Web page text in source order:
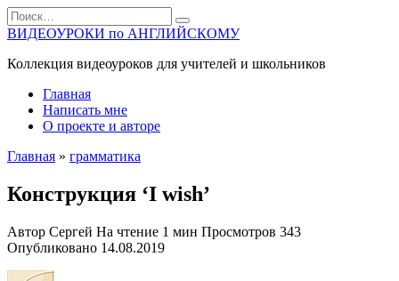
Перейти
к
содержанию
Search
for:
ВИДЕОУРОКИ по АНГЛИЙСКОМУ
Коллекция видеоуроков для учителей и школьников
Главная
Написать мне
О проекте и авторе
Главная » грамматика
Конструкция ‘I wish’
Автор Сергей На чтение 1 мин Просмотров 343
Опубликовано 14.08.2019